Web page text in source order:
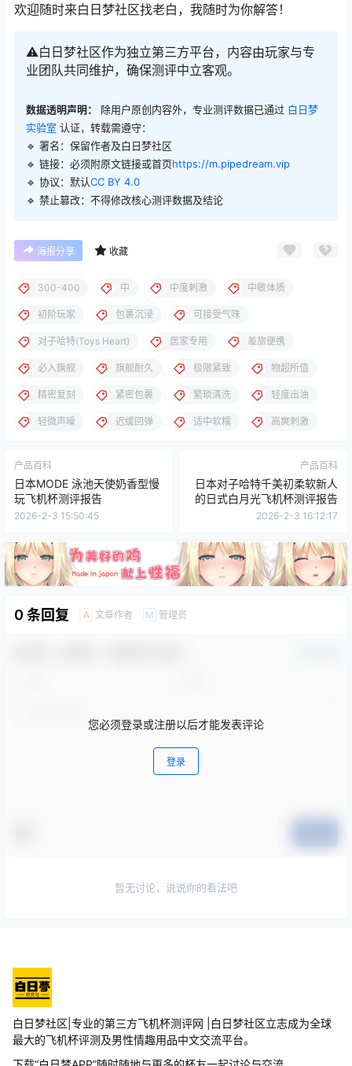
欢迎随时来白日梦社区找老白，我随时为你解答！
⚠️白日梦社区作为独立第三方平台，内容由玩家与专
业团队共同维护，确保测评中立客观。
数据透明声明： 除用户原创内容外，专业测评数据已通过 白日梦
实验室 认证，转载需遵守：
🔹 署名：保留作者及白日梦社区
🔹 链接：必须附原文链接或首页https://m.pipedream.vip
🔹 协议：默认CC BY 4.0
🔹 禁止篡改：不得修改核心测评数据及结论
海报分享 收藏
300-400 中 中度刺激 中敏体质
初阶玩家 包裹沉浸 可接受气味
对子哈特(Toys Heart) 居家专用 差旅便携
必入旗舰 旗舰耐久 极限紧致 物超所值
精密复刻 紧密包裹 繁琐清洗 轻度出油
轻微声噪 迟缓回弹 适中软糯 高爽刺激
产品百科
日本MODE 泳池天使奶香型慢
玩飞机杯测评报告
2026-2-3 15:50:45
产品百科
日本对子哈特千美初柔软新人
的日式白月光飞机杯测评报告
2026-2-3 16:12:17
0 条回复 A 文章作者 M 管理员
您必须登录或注册以后才能发表评论
登录
暂无讨论，说说你的看法吧
白日梦社区|专业的第三方飞机杯测评网 |白日梦社区立志成为全球
最大的飞机杯评测及男性情趣用品中文交流平台。